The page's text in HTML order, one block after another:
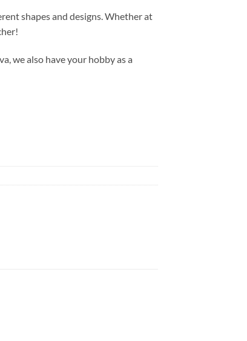
shapes and designs. Whether at
we also have your hobby as a